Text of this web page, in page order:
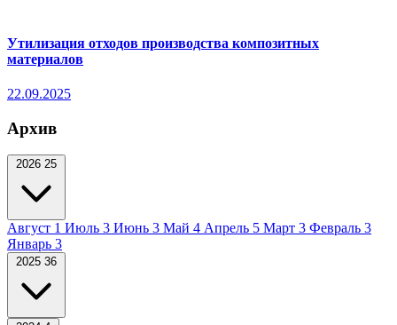
Утилизация отходов производства композитных
материалов
22.09.2025
Архив
2026 25
Август 1 Июль 3 Июнь 3 Май 4 Апрель 5 Март 3 Февраль 3
Январь 3
2025 36